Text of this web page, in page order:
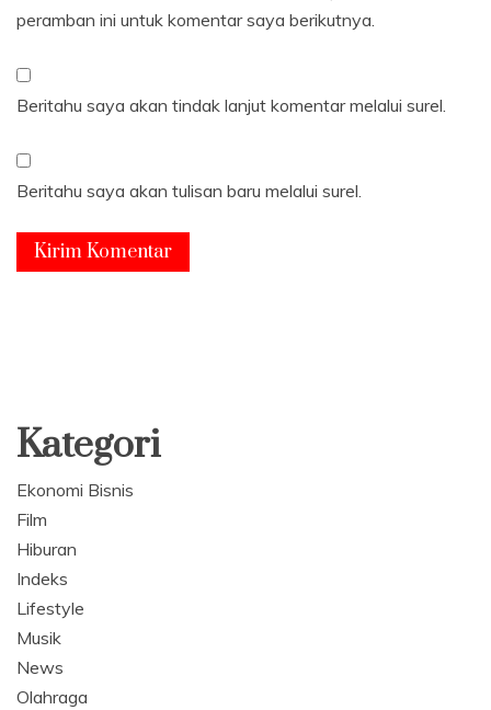
peramban ini untuk komentar saya berikutnya.
Beritahu saya akan tindak lanjut komentar melalui surel.
Beritahu saya akan tulisan baru melalui surel.
Kategori
Ekonomi Bisnis
Film
Hiburan
Indeks
Lifestyle
Musik
News
Olahraga